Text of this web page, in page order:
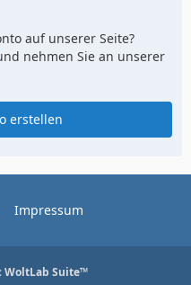
auf unserer Seite?
nehmen Sie an unserer
erstellen
Impressum
WoltLab Suite™